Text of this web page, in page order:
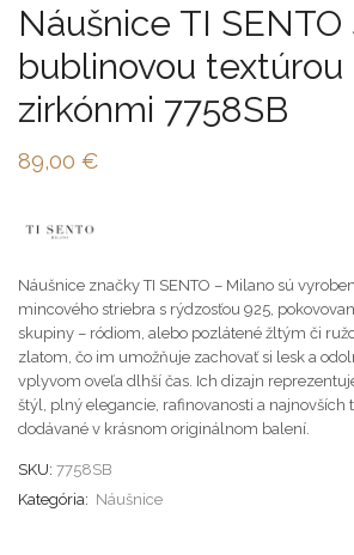
Náušnice TI SENTO
bublinovou textúrou
zirkónmi 7758SB
89,00 €
Náušnice značky TI SENTO – Milano sú
mincového striebra s rýdzosťou 925,
skupiny – ródiom, alebo pozlátené žltým či
zlatom, čo im umožňuje zachovať si lesk a
vplyvom oveľa dlhší čas. Ich dizajn
štýl, plný elegancie, rafinovanosti a najnovších
dodávané v krásnom originálnom balení.
SKU: 7758SB
Kategória: Náušnice